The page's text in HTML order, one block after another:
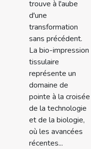
trouve à l'aube
d'une
transformation
sans précédent.
La bio-impression
tissulaire
représente un
domaine de
pointe à la croisée
de la technologie
et de la biologie,
où les avancées
récentes...